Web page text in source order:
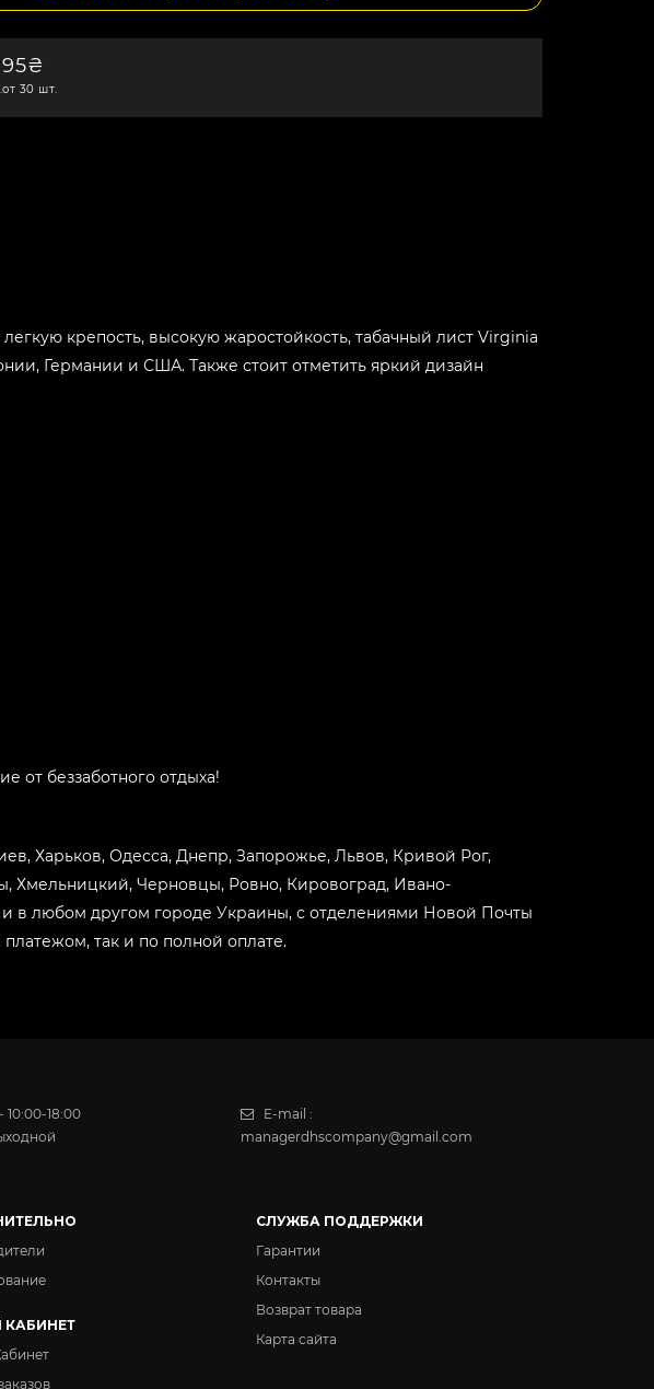
95₴
от 30 шт.
крепость, высокую жаростойкость, табачный лист Virginia
Германии и США. Также стоит отметить яркий дизайн
от беззаботного отдыха!
Харьков, Одесса, Днепр, Запорожье, Львов, Кривой Рог,
Хмельницкий, Черновцы, Ровно, Кировоград, Ивано-
в любом другом городе Украины, с отделениями Новой Почты
так и по полной оплате.
18:00
E-mail :
managerdhscompany@gmail.com
СЛУЖБА ПОДДЕРЖКИ
Гарантии
Контакты
Возврат товара
Карта сайта